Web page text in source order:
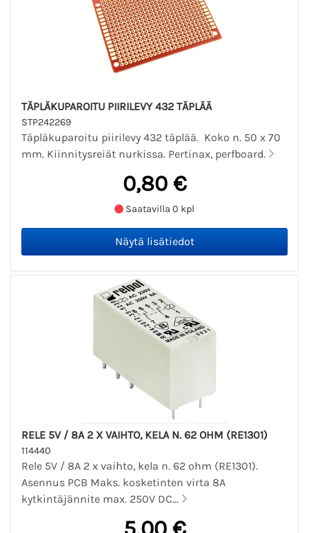
TÄPLÄKUPAROITU PIIRILEVY 432 TÄPLÄÄ
STP242269
Täpläkuparoitu piirilevy 432 täplää. Koko n. 50 x 70
mm. Kiinnitysreiät nurkissa. Pertinax, perfboard.
0,80 €
Saatavilla 0 kpl
RELE 5V / 8A 2 X VAIHTO, KELA N. 62 OHM (RE1301)
114440
Rele 5V / 8A 2 x vaihto, kela n. 62 ohm (RE1301).
Asennus PCB Maks. kosketinten virta 8A
kytkintäjännite max. 250V DC...